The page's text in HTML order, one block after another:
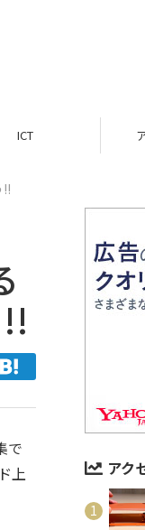
ICT
で
上
アク